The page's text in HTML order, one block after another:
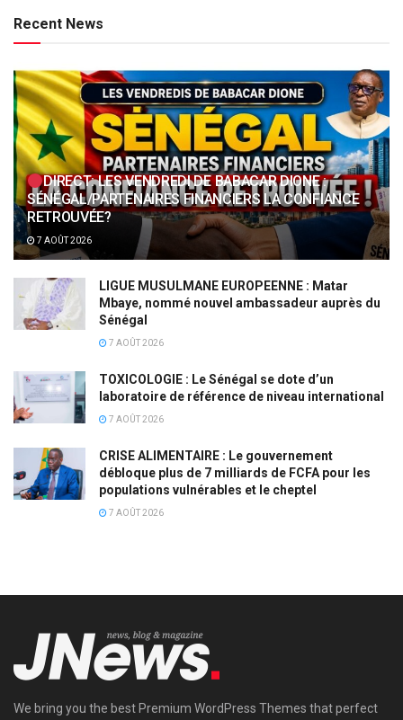
Recent News
DIRECT: LES VENDREDI DE BABACAR DIONE :
SÉNÉGAL/PARTENAIRES FINANCIERS LA CONFIANCE
RETROUVÉE?
7 AOÛT 2026
LIGUE MUSULMANE EUROPEENNE : Matar
Mbaye, nommé nouvel ambassadeur auprès du
Sénégal
7 AOÛT 2026
TOXICOLOGIE : Le Sénégal se dote d’un
laboratoire de référence de niveau international
7 AOÛT 2026
CRISE ALIMENTAIRE : Le gouvernement
débloque plus de 7 milliards de FCFA pour les
populations vulnérables et le cheptel
7 AOÛT 2026
We bring you the best Premium WordPress Themes that perfect